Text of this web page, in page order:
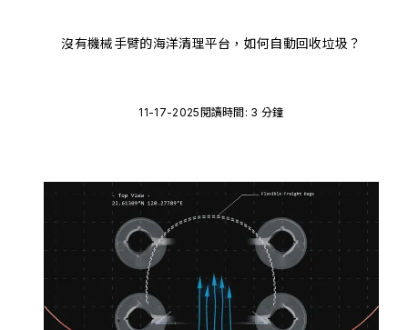
沒有機械手臂的海洋清理平台，如何自動回收垃圾？
11-17-2025 閱讀時間: 3 分鐘